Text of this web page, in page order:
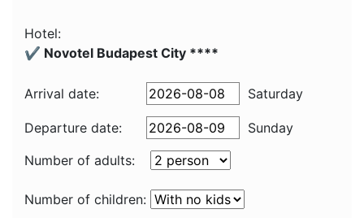
Hotel:
✔️ Novotel Budapest City ****
Arrival date: Saturday
Departure date:
Sunday
Number of adults:
Number of children: